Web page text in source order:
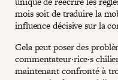
mois soit de traduire la
influence décisive sur la
Cela peut poser des
commentateur·rice·s
maintenant confronté à